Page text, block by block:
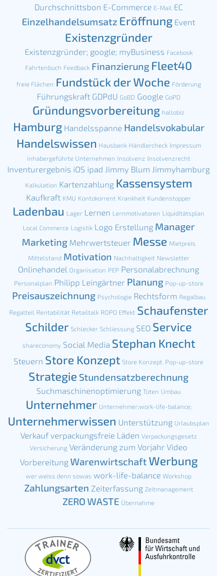
Durchschnittsbon E-Commerce E-Mail EC
Einzelhandelsumsatz Eröffnung Event
Existenzgründer
Existenzgründer; google; myBusiness Facebook
Fahrtenbuch Feedback Finanzierung Fleet40
freie Flächen Fundstück der Woche Förderung
Führungskraft GDPdU GoBD Google GoPD
Gründungsvorbereitung hallobiz
Hamburg Handelsspanne Handelsvokabular
Handelswissen Hausbank Händlercheck Impressum
inhabergeführte Unternehmen Insolvenz Insolvenzrecht
Inventurergebnis iOS ipad Jimmy Blum Jimmyhamburg
Kalkulation Kartenzahlung Kassensystem
Kaufkraft KMU Kontokorrent Krankheit Kundenstopper
Ladenbau Lager Lernen Lernmotivatoren Liquiditätsplan
Local Commerce Logistik Logo Erstellung Manager
Marketing Mehrwertsteuer Messe Mietpreis
Mittelstand Motivation Nachhaltigkeit Newsletter
Onlinehandel Organisation PEP Personalabrechnung
Personalplan Philipp Leingärtner Planung Pop-up-store
Preisauszeichnung Psychologie Rechtsform Regalbau
Regalteil Rentabilität Retailtalk ROPO Effekt Schaufenster
Schilder Schlecker Schliessung SEO Service
shareconomy Social Media Stephan Knecht
Steuern Store Konzept Store Konzept. Pop-up-store
Strategie Stundensatzberechnung
Suchmaschinenoptimierung Tüten Umbau
Unternehmer Unternehmer;work-life-balance;
Unternehmerwissen Unterstützung Urlaubsplan
Verkauf verpackungsfreie Läden Verpackungsgesetz
Versicherung Veränderung zum Vorjahr Video
Vorbereitung WarenwirtschaftWerbung
wer weiss denn sowas work-life-balance Workshop
Zahlungsarten Zeiterfassung Zeitmanagement
ZERO WASTE Übernahme